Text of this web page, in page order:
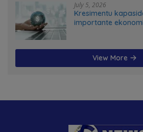
July 5, 2026
Kresimentu
importante
View More